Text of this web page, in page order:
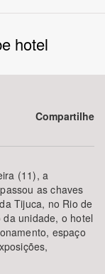
hotel
Compartilhe
(11), a
as chaves
Tijuca, no Rio de
unidade, o hotel
espaço